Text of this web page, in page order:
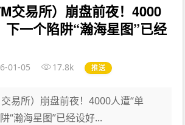
交易所）崩盘前夜！4000
下一个陷阱“瀚海星图”已经
01-05 17.8k 推送
易所）崩盘前夜！4000人遭“单
“瀚海星图”已经设好...